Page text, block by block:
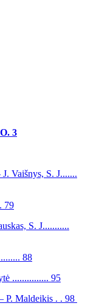
3
S. J.......
79
S. J...........
88
............... 95
Maldeikis . . 98